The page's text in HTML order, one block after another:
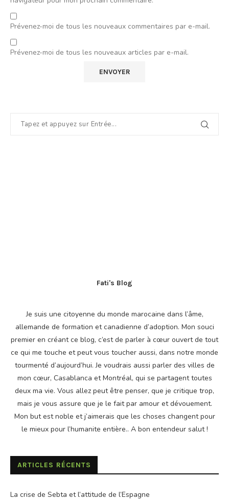
Prévenez-moi de tous les nouveaux commentaires par e-mail.
Prévenez-moi de tous les nouveaux articles par e-mail.
Fati's Blog
Je suis une citoyenne du monde marocaine dans l’âme,
allemande de formation et canadienne d’adoption. Mon souci
premier en créant ce blog, c’est de parler à cœur ouvert de tout
ce qui me touche et peut vous toucher aussi, dans notre monde
tourmenté d’aujourd’hui. Je voudrais aussi parler des villes de
mon cœur, Casablanca et Montréal, qui se partagent toutes
deux ma vie. Vous allez peut être penser, que je critique trop,
mais je vous assure que je le fait par amour et dévouement.
Mon but est noble et j’aimerais que les choses changent pour
le mieux pour l’humanite entière.. A bon entendeur salut !
ARTICLES RÉCENTS
La crise de Sebta et l’attitude de l’Espagne